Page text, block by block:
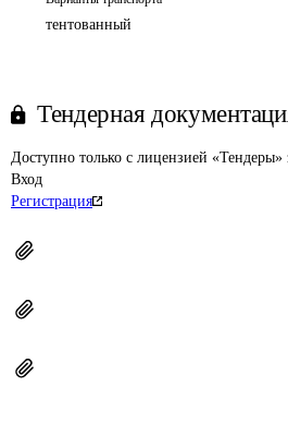
тентованный
Тендерная
Доступно только с лицензией «Тендеры»
Вход
Регистрация